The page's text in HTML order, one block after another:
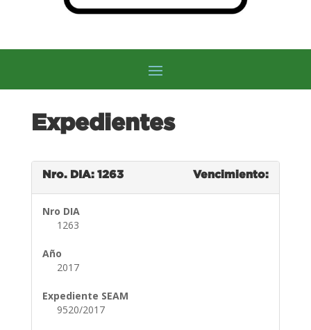
Expedientes
Nro. DIA: 1263 Vencimiento:
Nro DIA
1263
Año
2017
Expediente SEAM
9520/2017